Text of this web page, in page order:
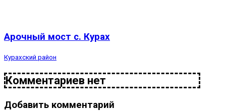
Арочный мост с. Курах
Курахский район
Комментариев нет
Добавить комментарий